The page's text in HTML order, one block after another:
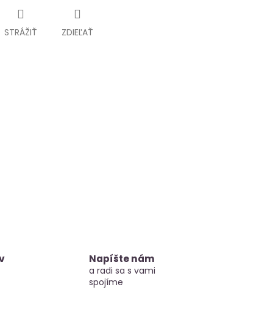
STRÁŽIŤ ZDIEĽAŤ
Napíšte nám
a radi sa s vami
spojíme